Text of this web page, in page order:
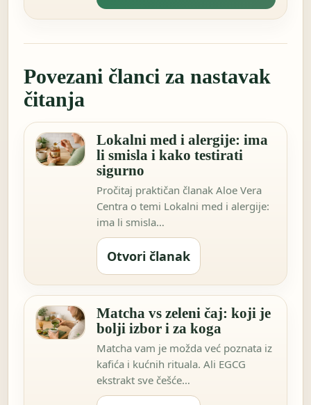
Povezani članci za nastavak
čitanja
Lokalni med i alergije: ima
li smisla i kako testirati
sigurno
Pročitaj praktičan članak Aloe Vera
Centra o temi Lokalni med i alergije:
ima li smisla…
Otvori članak
Matcha vs zeleni čaj: koji je
bolji izbor i za koga
Matcha vam je možda već poznata iz
kafića i kućnih rituala. Ali EGCG
ekstrakt sve češće…